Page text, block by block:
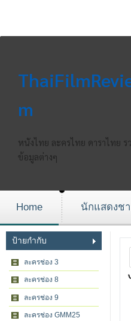
m
หนังไทย ละครไทย ดาราไทย
ข้อมูลต่างๆ
Home นักแสดงช
ป้ายกำกับ
ละครช่อง 3
ละครช่อง 8
ละครช่อง 9
ละครช่อง GMM25